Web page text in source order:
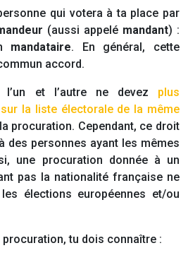
qui votera à ta place par
(aussi appelé mandant) :
mandataire. En général, cette
accord.
l’un et l’autre ne devez plus
la liste électorale de la même
procuration. Cependant, ce droit
des personnes ayant les mêmes
une procuration donnée à un
pas la nationalité française ne
élections européennes et/ou
tu dois connaître :